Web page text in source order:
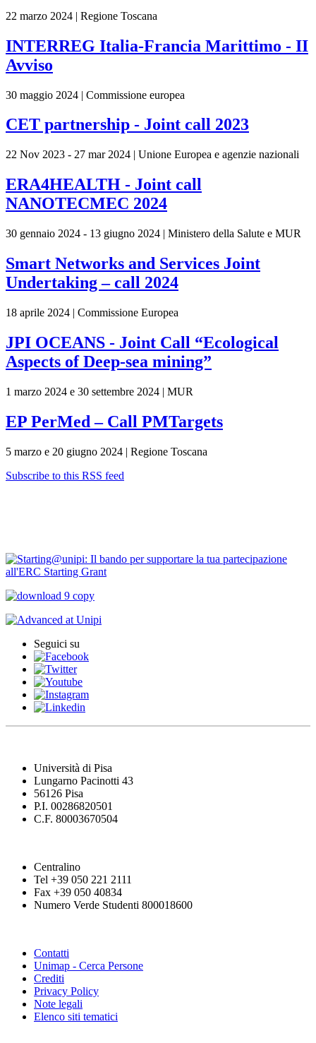
22 marzo 2024 | Regione Toscana
INTERREG Italia-Francia Marittimo - II
Avviso
30 maggio 2024 | Commissione europea
CET partnership - Joint call 2023
22 Nov 2023 - 27 mar 2024 | Unione Europea e agenzie nazionali
ERA4HEALTH - Joint call
NANOTECMEC 2024
30 gennaio 2024 - 13 giugno 2024 | Ministero della Salute e MUR
Smart Networks and Services Joint
Undertaking – call 2024
18 aprile 2024 | Commissione Europea
JPI OCEANS - Joint Call “Ecological
Aspects of Deep-sea mining”
1 marzo 2024 e 30 settembre 2024 | MUR
EP PerMed – Call PMTargets
5 marzo e 20 giugno 2024 | Regione Toscana
Subscribe to this RSS feed
Seguici su
Università di Pisa
Lungarno Pacinotti 43
56126 Pisa
P.I. 00286820501
C.F. 80003670504
Centralino
Tel +39 050 221 2111
Fax +39 050 40834
Numero Verde Studenti 800018600
Contatti
Unimap - Cerca Persone
Crediti
Privacy Policy
Note legali
Elenco siti tematici